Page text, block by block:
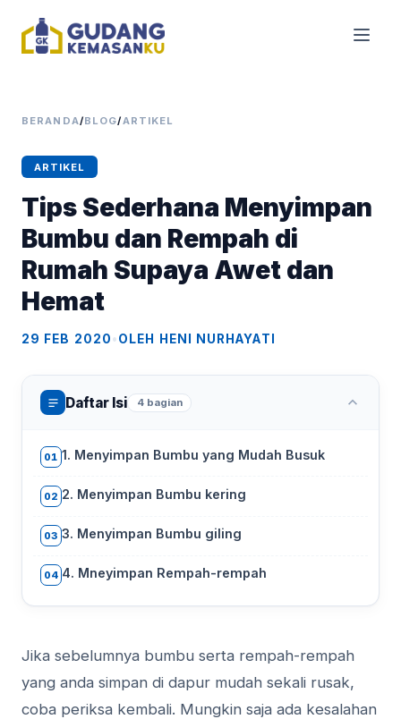
BERANDA/BLOG/ARTIKEL
ARTIKEL
Tips Sederhana Menyimpan
Bumbu dan Rempah di
Rumah Supaya Awet dan
Hemat
29 FEB 2020•OLEH HENI NURHAYATI
Daftar Isi 4 bagian
01 1. Menyimpan Bumbu yang Mudah Busuk
02 2. Menyimpan Bumbu kering
03 3. Menyimpan Bumbu giling
04 4. Mneyimpan Rempah-rempah
Jika sebelumnya bumbu serta rempah-rempah
yang anda simpan di dapur mudah sekali rusak,
coba periksa kembali. Mungkin saja ada kesalahan